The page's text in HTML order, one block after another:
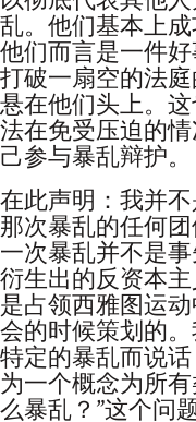
乱。他们基本上
他们而言是一件
打破一扇空的法
悬在他们头上。
法在免受压迫的
己参与暴乱辩护。
在此声明：我并
那次暴乱的任何
一次暴乱并不是
衍生出的反资本
是占领西雅图运
会的时候策划的
特定的暴乱而说
为一个概念为所
么暴乱？”这个问